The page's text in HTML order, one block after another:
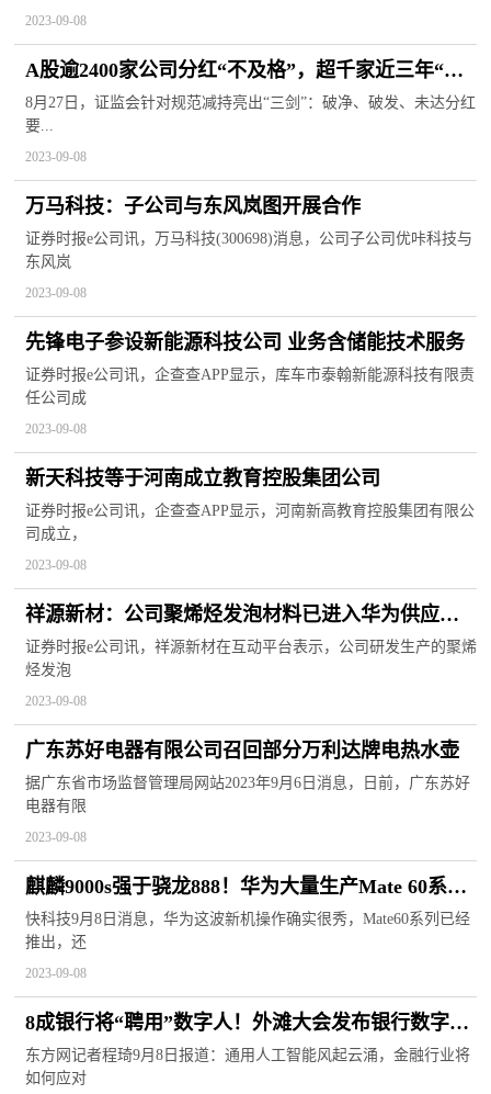
2023-09-08
A股逾2400家公司分红“不及格”，超千家近三年“一
毛不拔”
8月27日，证监会针对规范减持亮出“三剑”：破净、破发、未达分红
要...
2023-09-08
万马科技：子公司与东风岚图开展合作
证券时报e公司讯，万马科技(300698)消息，公司子公司优咔科技与
东风岚
2023-09-08
先锋电子参设新能源科技公司 业务含储能技术服务
证券时报e公司讯，企查查APP显示，库车市泰翰新能源科技有限责
任公司成
2023-09-08
新天科技等于河南成立教育控股集团公司
证券时报e公司讯，企查查APP显示，河南新高教育控股集团有限公
司成立，
2023-09-08
祥源新材：公司聚烯烃发泡材料已进入华为供应链
体系中
证券时报e公司讯，祥源新材在互动平台表示，公司研发生产的聚烯
烃发泡
2023-09-08
广东苏好电器有限公司召回部分万利达牌电热水壶
据广东省市场监督管理局网站2023年9月6日消息，日前，广东苏好
电器有限
2023-09-08
麒麟9000s强于骁龙888！华为大量生产Mate 60系
列、X5：芯片下单千万级
快科技9月8日消息，华为这波新机操作确实很秀，Mate60系列已经
推出，还
2023-09-08
8成银行将“聘用”数字人！外滩大会发布银行数字科
技五大趋势，3个与AI有关
东方网记者程琦9月8日报道：通用人工智能风起云涌，金融行业将
如何应对